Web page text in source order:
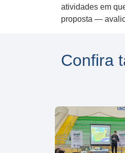
atividades em
proposta —
Confira